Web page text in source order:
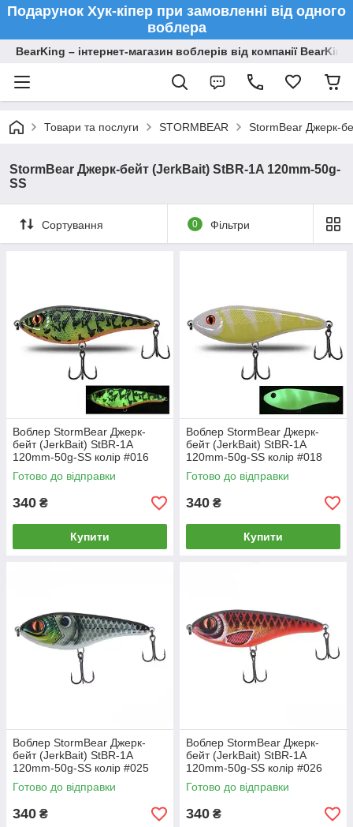
Подарунок Хук-кіпер при замовленні від одного
воблера
BearKing – інтернет-магазин воблерів від компанії BearKing
Товари та послуги STORMBEAR StormBear Джерк-
StormBear Джерк-бейт (JerkBait) StBR-1A 120mm-50g-
SS
Сортування 0 Фільтри
Воблер StormBear Джерк-
бейт (JerkBait) StBR-1A
120mm-50g-SS колір #016
Готово до відправки
340 ₴
Купити
Воблер StormBear Джерк-
бейт (JerkBait) StBR-1A
120mm-50g-SS колір #018
Готово до відправки
340 ₴
Купити
Воблер StormBear Джерк-
бейт (JerkBait) StBR-1A
120mm-50g-SS колір #025
Готово до відправки
340 ₴
Воблер StormBear Джерк-
бейт (JerkBait) StBR-1A
120mm-50g-SS колір #026
Готово до відправки
340 ₴